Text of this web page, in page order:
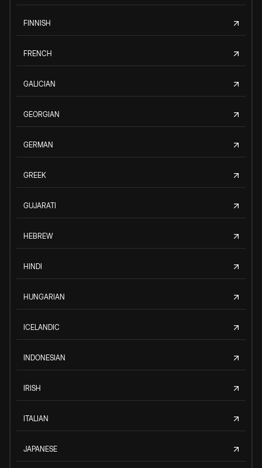
FINNISH
FRENCH
GALICIAN
GEORGIAN
GERMAN
GREEK
GUJARATI
HEBREW
HINDI
HUNGARIAN
ICELANDIC
INDONESIAN
IRISH
ITALIAN
JAPANESE